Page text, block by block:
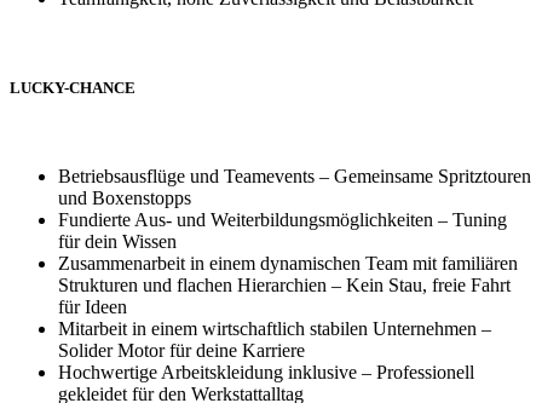
LUCKY-CHANCE
Betriebsausflüge und Teamevents – Gemeinsame Spritztouren
und Boxenstopps
Fundierte Aus- und Weiterbildungsmöglichkeiten – Tuning
für dein Wissen
Zusammenarbeit in einem dynamischen Team mit familiären
Strukturen und flachen Hierarchien – Kein Stau, freie Fahrt
für Ideen
Mitarbeit in einem wirtschaftlich stabilen Unternehmen –
Solider Motor für deine Karriere
Hochwertige Arbeitskleidung inklusive – Professionell
gekleidet für den Werkstattalltag